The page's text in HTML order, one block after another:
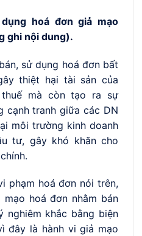
hoá đơn giả mạo
ghi nội dung).
sử dụng hoá đơn bất
thiệt hại tài sản của
mà còn tạo ra sự
cạnh tranh giữa các DN
môi trường kinh doanh
tư, gây khó khăn cho
phạm hoá đơn nói trên,
hoá đơn nhằm bán
nghiêm khắc bằng biện
đây là hành vi giả mạo